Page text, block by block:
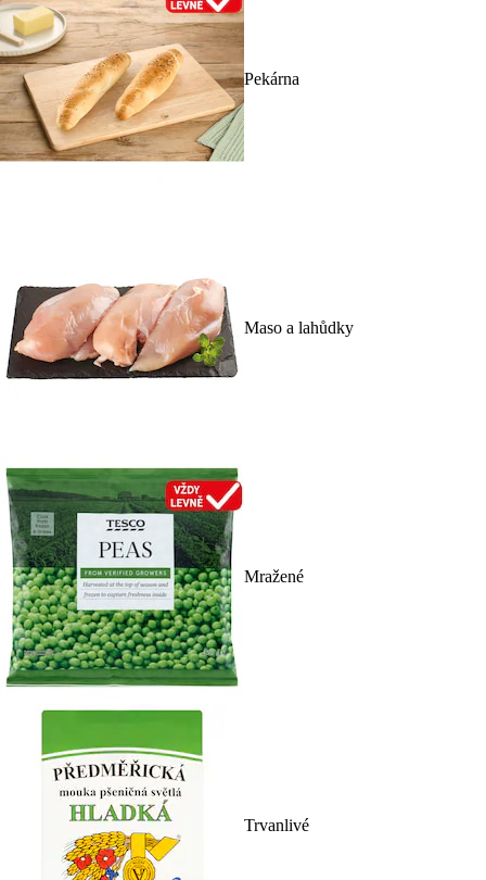
Pekárna
Maso a lahůdky
Mražené
Trvanlivé